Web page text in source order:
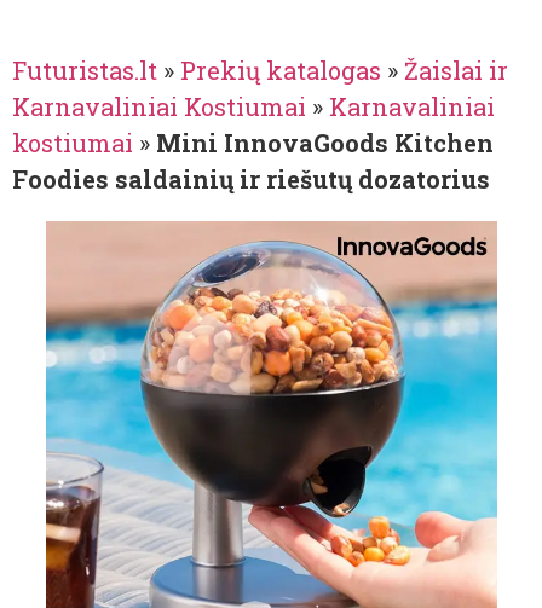
Futuristas.lt » Prekių katalogas » Žaislai ir
Karnavaliniai Kostiumai » Karnavaliniai
kostiumai » Mini InnovaGoods Kitchen
Foodies saldainių ir riešutų dozatorius